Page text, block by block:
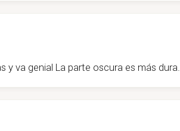
y va genial La parte oscura es más dura.